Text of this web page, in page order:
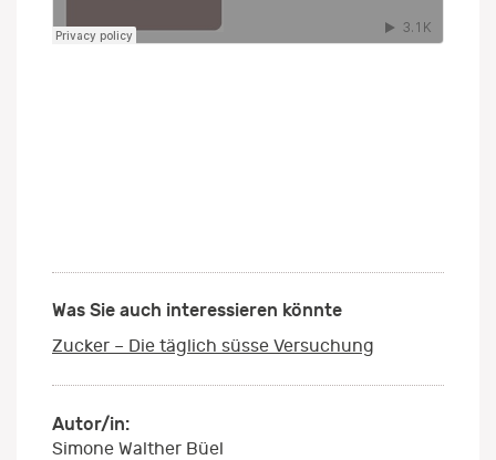
Was Sie auch interessieren könnte
Zucker – Die täglich süsse Versuchung
Autor/in:
Simone Walther Büel